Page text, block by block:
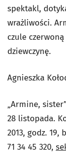
spektakl,
wrażliwości.
czule
dziewczynę.
Agnieszka
„Armine,
28 listopada.
2013, godz. 19,
71 34 45 320,